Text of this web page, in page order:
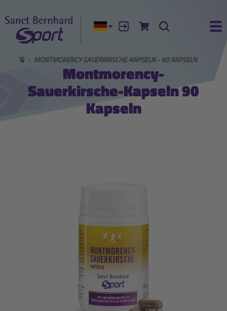
Aktuelle Sprache:
AnmeldenZum Warenkorb
Suche
MONTMORENCY-SAUERKIRSCHE-KAPSELN - 90 KAPSELN
Montmorency-
Sauerkirsche-Kapseln 90
Kapseln